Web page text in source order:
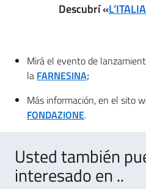
Descubrí «
Mirá el evento de
la FARNESINA;
Más información, en el sito
FONDAZIONE.
Usted también
interesado en ..